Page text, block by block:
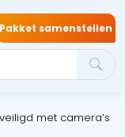
Pakket samenstellen
met camera’s